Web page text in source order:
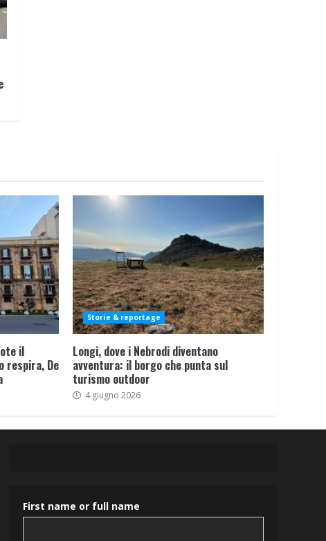
il
respira, De
Storie & reportage
Longi, dove i Nebrodi diventano
avventura: il borgo che punta sul
turismo outdoor
4 giugno 2026
First name or full name